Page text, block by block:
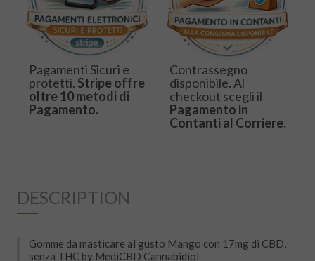
Pagamenti Sicuri e
protetti. Stripe offre
oltre 10 metodi di
Pagamento.
Contrassegno
disponibile. Al
checkout scegli il
Pagamento in
Contanti al Corriere.
DESCRIPTION
Gomme da masticare al gusto Mango con 17mg di CBD,
senza THC by MediCBD Cannabidiol